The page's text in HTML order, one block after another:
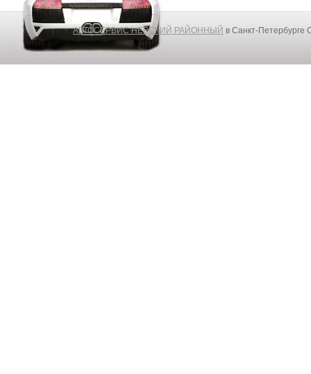
АВТОСЕРВИС НЕВСКИЙ РАЙОННЫЙ в Санкт-Петербурге